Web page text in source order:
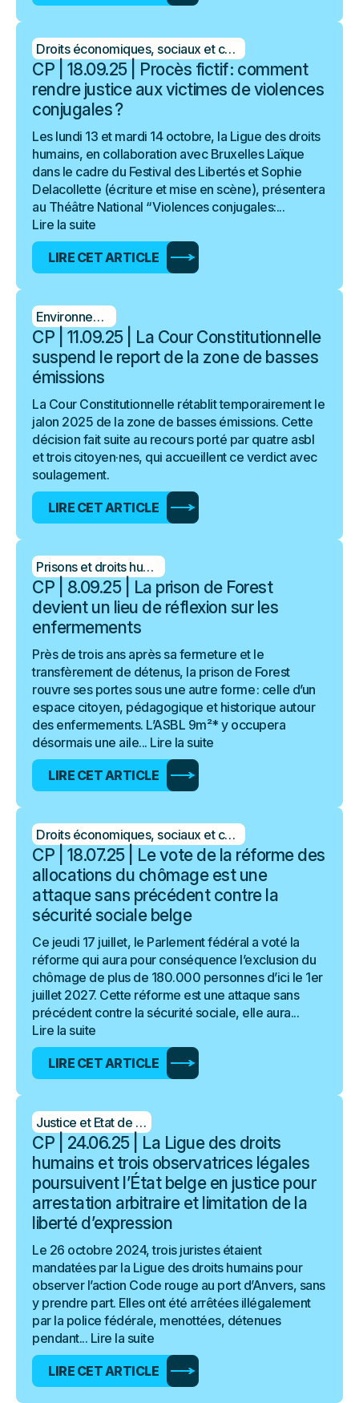
Droits économiques, sociaux et culturels
CP | 18.09.25 | Procès fictif : comment
rendre justice aux victimes de violences
conjugales ?
Les lundi 13 et mardi 14 octobre, la Ligue des droits
humains, en collaboration avec Bruxelles Laïque
dans le cadre du Festival des Libertés et Sophie
Delacollette (écriture et mise en scène), présentera
au Théâtre National “ Violences conjugales:...
Lire la suite
LIRE CET ARTICLE
Environnement
CP | 11.09.25 | La Cour Constitutionnelle
suspend le report de la zone de basses
émissions
La Cour Constitutionnelle rétablit temporairement le
jalon 2025 de la zone de basses émissions. Cette
décision fait suite au recours porté par quatre asbl
et trois citoyen·nes, qui accueillent ce verdict avec
soulagement.
LIRE CET ARTICLE
Prisons et droits humains
CP | 8.09.25 | La prison de Forest
devient un lieu de réflexion sur les
enfermements
Près de trois ans après sa fermeture et le
transfèrement de détenus, la prison de Forest
rouvre ses portes sous une autre forme : celle d’un
espace citoyen, pédagogique et historique autour
des enfermements. L’ASBL 9m²* y occupera
désormais une aile... Lire la suite
LIRE CET ARTICLE
Droits économiques, sociaux et culturels
CP | 18.07.25 | Le vote de la réforme des
allocations du chômage est une
attaque sans précédent contre la
sécurité sociale belge
Ce jeudi 17 juillet, le Parlement fédéral a voté la
réforme qui aura pour conséquence l’exclusion du
chômage de plus de 180.000 personnes d’ici le 1er
juillet 2027. Cette réforme est une attaque sans
précédent contre la sécurité sociale, elle aura...
Lire la suite
LIRE CET ARTICLE
Justice et Etat de droit
CP | 24.06.25 | La Ligue des droits
humains et trois observatrices légales
poursuivent l’État belge en justice pour
arrestation arbitraire et limitation de la
liberté d’expression
Le 26 octobre 2024, trois juristes étaient
mandatées par la Ligue des droits humains pour
observer l’action Code rouge au port d’Anvers, sans
y prendre part. Elles ont été arrêtées illégalement
par la police fédérale, menottées, détenues
pendant... Lire la suite
LIRE CET ARTICLE